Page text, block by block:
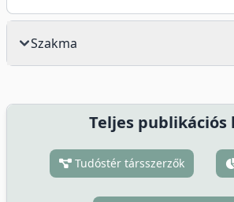
Szakma
Teljes publikációs
Tudóstér társszerzők